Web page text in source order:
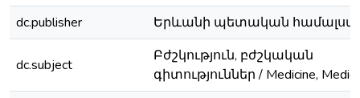
dc.publisher
Երևանի պետական
dc.subject
Բժշկություն, բժշկական
գիտություններ / Medicine,